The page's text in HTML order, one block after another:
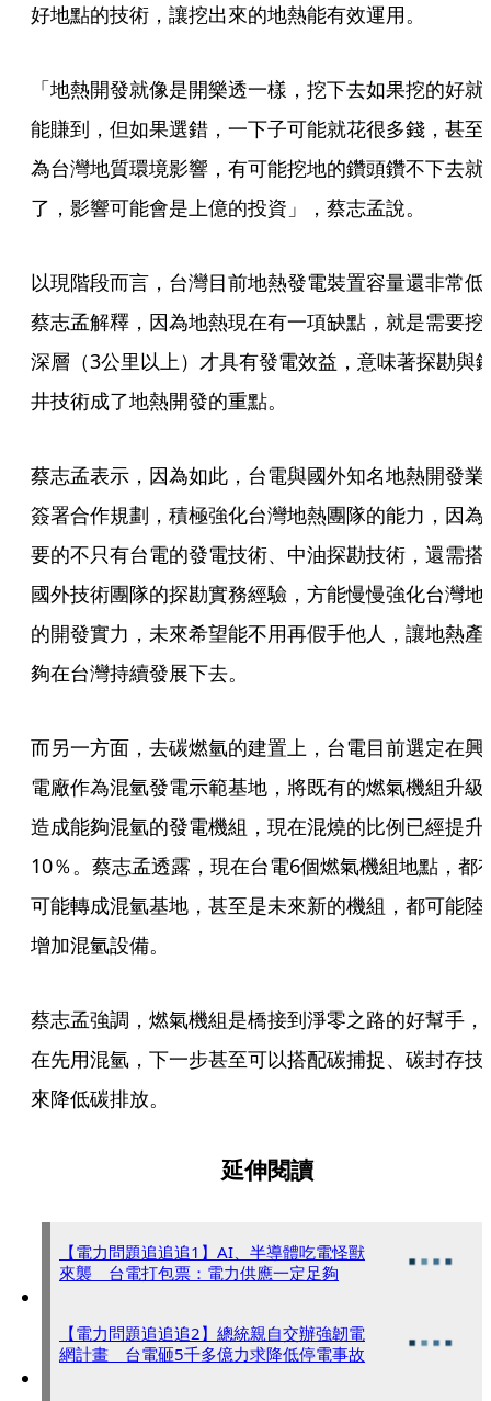
好地點的技術，讓挖出來的地熱能有效運用。
「地熱開發就像是開樂透一樣，挖下去如果挖的好就
能賺到，但如果選錯，一下子可能就花很多錢，甚至
為台灣地質環境影響，有可能挖地的鑽頭鑽不下去就
了，影響可能會是上億的投資」，蔡志孟說。
以現階段而言，台灣目前地熱發電裝置容量還非常低
蔡志孟解釋，因為地熱現在有一項缺點，就是需要挖
深層（3公里以上）才具有發電效益，意味著探勘與
井技術成了地熱開發的重點。
蔡志孟表示，因為如此，台電與國外知名地熱開發業
簽署合作規劃，積極強化台灣地熱團隊的能力，因為
要的不只有台電的發電技術、中油探勘技術，還需搭
國外技術團隊的探勘實務經驗，方能慢慢強化台灣地
的開發實力，未來希望能不用再假手他人，讓地熱產
夠在台灣持續發展下去。
而另一方面，去碳燃氫的建置上，台電目前選定在興
電廠作為混氫發電示範基地，將既有的燃氣機組升級
造成能夠混氫的發電機組，現在混燒的比例已經提升
10％。蔡志孟透露，現在台電6個燃氣機組地點，都
可能轉成混氫基地，甚至是未來新的機組，都可能陸
增加混氫設備。
蔡志孟強調，燃氣機組是橋接到淨零之路的好幫手，
在先用混氫，下一步甚至可以搭配碳捕捉、碳封存技
來降低碳排放。
延伸閱讀
【電力問題追追追1】AI、半導體吃電怪獸
來襲 台電打包票：電力供應一定足夠
【電力問題追追追2】總統親自交辦強韌電
網計畫 台電砸5千多億力求降低停電事故